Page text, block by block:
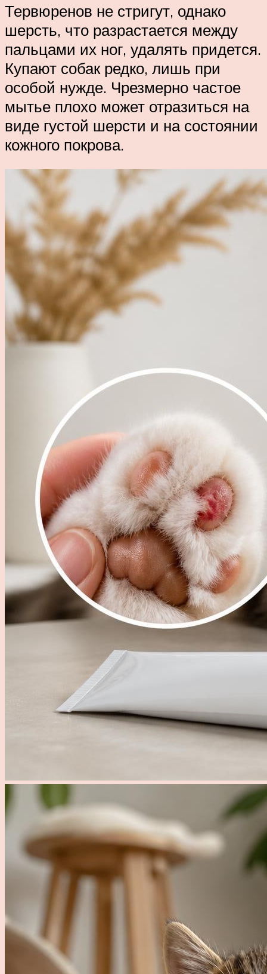
Тервюренов не стригут, однако
шерсть, что разрастается между
пальцами их ног, удалять придется.
Купают собак редко, лишь при
особой нужде. Чрезмерно частое
мытье плохо может отразиться на
виде густой шерсти и на состоянии
кожного покрова.